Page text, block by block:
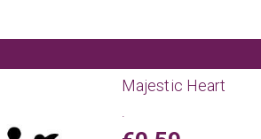
Majestic Heart
.